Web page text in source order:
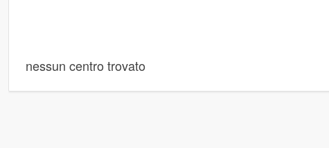
ricerca
nessun centro trovato